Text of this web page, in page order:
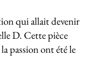
qui allait devenir
D. Cette pièce
passion ont été le